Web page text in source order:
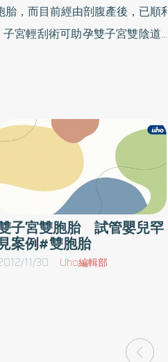
康的
早產
兒
個
題，
長
生命
就有
新生
過，但是後來因為某
為「斷續」。此患
品質也不佳，不只
孕問題，也增加次
好「孕」1） 結構
宮感染、骨盆腔沾
不孕。當輸卵管受損
讓卵子經由輸卵管
輸卵管進入子宮內
腫瘤(肌瘤)亦是造
孕期間發生流產或
，而目前經由剖腹產後，已順
宮輕刮術可助孕雙子宮雙陰道的
輕刮術，再進行試管嬰兒療程。
道及子宮頸，順利將胚胎分別植
必須運用特殊器材與技巧才能精
過程中沒有出現早產及妊娠高血
。
子宮雙胞胎 試管嬰兒罕
案例#雙胞胎
11/30 Uho編輯部